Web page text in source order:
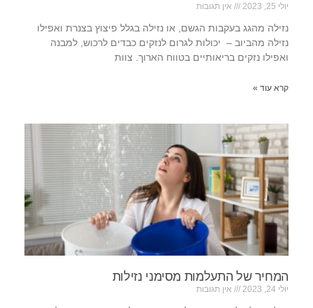
יולי 25, 2023 אין תגובות
נזילה מהגג בעקבות הגשם, או נזילה בגלל פיצוץ בצנרת ואפילו
נזילה מהביוב – יכולות לגרום לנזקים כבדים לרכוש, למבנה
ואפילו נזקים בריאותיים בטווח הארוך. צוות
קרא עוד »
המחיר של התעלמות מסימני נזילות
יולי 24, 2023 אין תגובות